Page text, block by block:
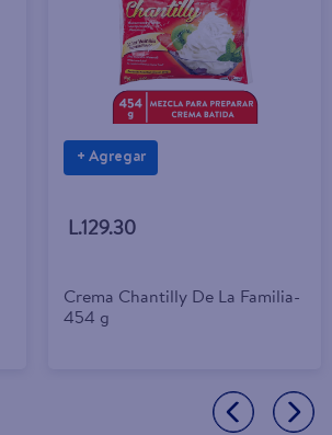
+ Agregar
L.129.30
Crema Chantilly De La Familia-
454 g